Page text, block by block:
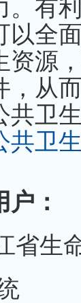
。有
以全
资源
，从
共卫
共卫
：
省生